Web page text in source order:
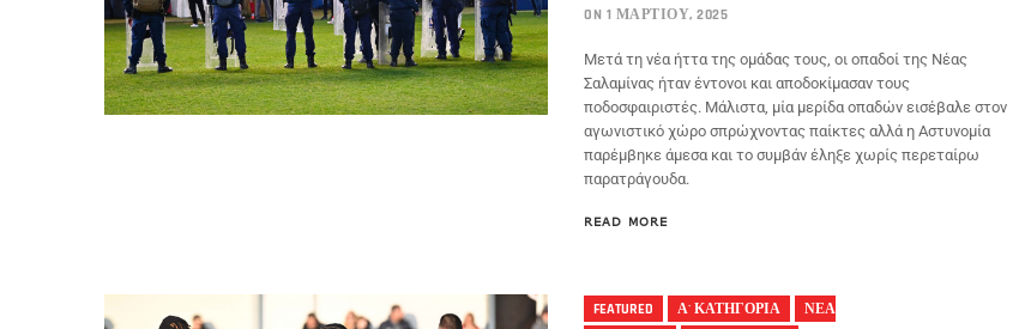
ON 1 ΜΑΡΤΊΟΥ, 2025
Μετά τη νέα ήττα της ομάδας τους, οι οπαδοί της Νέας
Σαλαμίνας ήταν έντονοι και αποδοκίμασαν τους
ποδοσφαιριστές. Μάλιστα, μία μερίδα οπαδών εισέβαλε στον
αγωνιστικό χώρο σπρώχνοντας παίκτες αλλά η Αστυνομία
παρέμβηκε άμεσα και το συμβάν έληξε χωρίς περεταίρω
παρατράγουδα.
READ MORE
FEATURED Α' ΚΑΤΗΓΟΡΙΑ
ΝΕΑ